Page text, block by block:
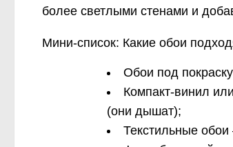
более светлыми стенами и
Мини-список: Какие обои
Обои под
Компакт-винил
(они дышат);
Текстильные